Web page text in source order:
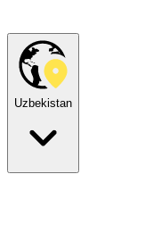
Uzbekistan